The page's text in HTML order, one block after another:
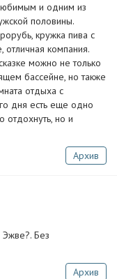
и одним из
половины.
кружка пива с
компания.
можно не только
бассейне, но также
отдыха с
дня есть еще одно
отдохнуть, но и
Архив
Эжве?. Без
Архив